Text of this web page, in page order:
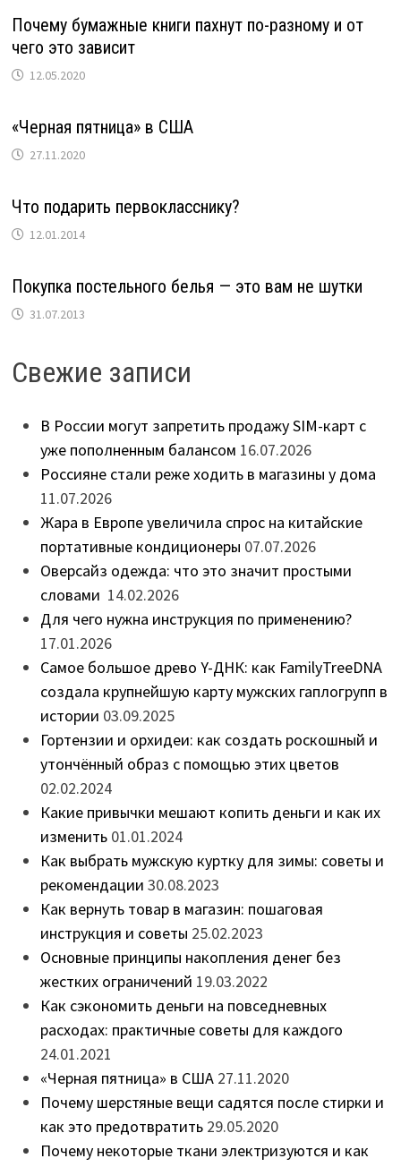
Почему бумажные книги пахнут по-разному и от
чего это зависит
12.05.2020
«Черная пятница» в США
27.11.2020
Что подарить первокласснику?
12.01.2014
Покупка постельного белья — это вам не шутки
31.07.2013
Свежие записи
В России могут запретить продажу SIM-карт с
уже пополненным балансом 16.07.2026
Россияне стали реже ходить в магазины у дома
11.07.2026
Жара в Европе увеличила спрос на китайские
портативные кондиционеры 07.07.2026
Оверсайз одежда: что это значит простыми
словами 14.02.2026
Для чего нужна инструкция по применению?
17.01.2026
Самое большое древо Y-ДНК: как FamilyTreeDNA
создала крупнейшую карту мужских гаплогрупп в
истории 03.09.2025
Гортензии и орхидеи: как создать роскошный и
утончённый образ с помощью этих цветов
02.02.2024
Какие привычки мешают копить деньги и как их
изменить 01.01.2024
Как выбрать мужскую куртку для зимы: советы и
рекомендации 30.08.2023
Как вернуть товар в магазин: пошаговая
инструкция и советы 25.02.2023
Основные принципы накопления денег без
жестких ограничений 19.03.2022
Как сэкономить деньги на повседневных
расходах: практичные советы для каждого
24.01.2021
«Черная пятница» в США 27.11.2020
Почему шерстяные вещи садятся после стирки и
как это предотвратить 29.05.2020
Почему некоторые ткани электризуются и как